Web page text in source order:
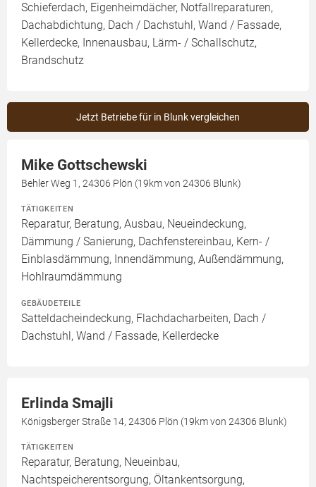
Schieferdach, Eigenheimdächer, Notfallreparaturen,
Dachabdichtung, Dach / Dachstuhl, Wand / Fassade,
Kellerdecke, Innenausbau, Lärm- / Schallschutz,
Brandschutz
Jetzt Betriebe für in Blunk vergleichen
Mike Gottschewski
Behler Weg 1, 24306 Plön (19km von 24306 Blunk)
TÄTIGKEITEN
Reparatur, Beratung, Ausbau, Neueindeckung,
Dämmung / Sanierung, Dachfenstereinbau, Kern- /
Einblasdämmung, Innendämmung, Außendämmung,
Hohlraumdämmung
GEBÄUDETEILE
Satteldacheindeckung, Flachdacharbeiten, Dach /
Dachstuhl, Wand / Fassade, Kellerdecke
Erlinda Smajli
Königsberger Straße 14, 24306 Plön (19km von 24306 Blunk)
TÄTIGKEITEN
Reparatur, Beratung, Neueinbau,
Nachtspeicherentsorgung, Öltankentsorgung,